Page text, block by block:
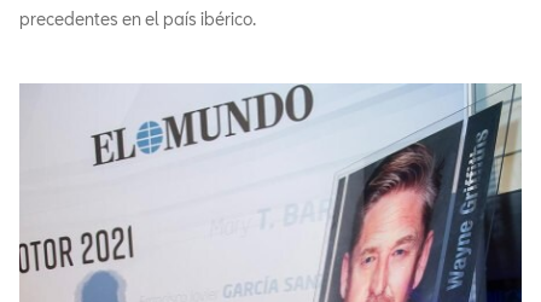
precedentes en el país ibérico.